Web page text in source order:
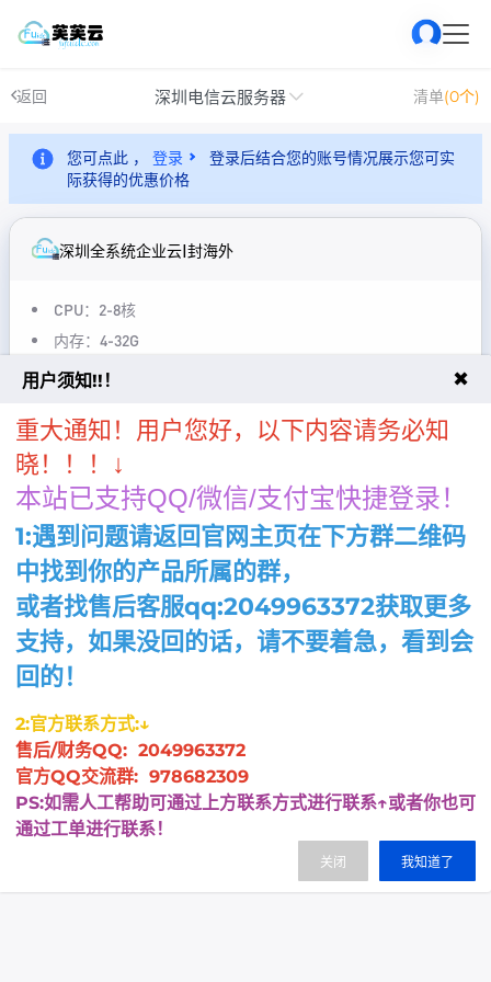
返回 深圳电信云服务器 清单(0个)
您可点此 ， 登录
登录后结合您的账号情况展示您可实
际获得的优惠价格
深圳全系统企业云|封海外
CPU：2-8核
内存：4-32G
带宽：5-10Mbps
防御:5Gbps
支持Win、Linux全系统
需遵守中国内地相关法律，备案域名自动白名单
¥48.96 起/ 月
立即购买
机房禁止用于以下业务及服务：无支付牌照的第三方及第
信誉，买号，卖号，商城，钓鱼网
站，虚拟充值，外挂辅助相关网，CC网页端，DDOS网
页端，短信轰炸，赌博网站，云免网，诈骗网，赌博网，
色情网，小说网，等等相关违法违规
站点。禁止搭建VPN服务、禁止搭建DNS服务、禁止搭建
NTP服务 以上业务及服务一经发现，立即永久关闭。
用户须知!!！ ✖
重大通知！用户您好，以下内容请务必知
晓！！！
↓
本站已支持QQ/微信/支付宝快捷登录！
1:遇到问题请返回官网主页在下方群二维码
中找到你的产品所属的群，
或者找售后客服qq:2049963372获取更多
支持，如果没回的话，请不要着急，看到会
回的！
2:官方联系方式:↓
售后/财务QQ: 2049963372
官方QQ交流群: 978682309
PS:如需人工帮助可通过上方联系方式进行联系↑或者你也可
通过工单进行联系！
我知道了
关闭